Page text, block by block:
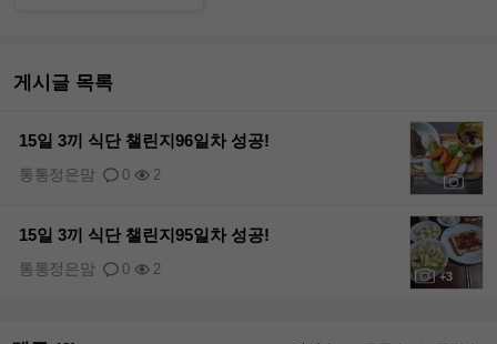
게시글 목록
15일 3끼 식단 챌린지96일차 성공!
0 2
통통정은맘
+3
15일 3끼 식단 챌린지95일차 성공!
0 2
통통정은맘